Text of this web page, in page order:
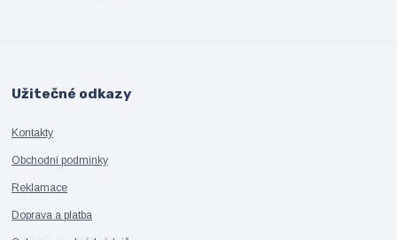
Užitečné odkazy
Kontakty
Obchodní podmínky
Reklamace
Doprava a platba